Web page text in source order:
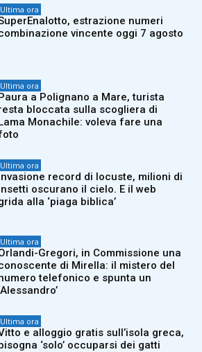
Ultima ora
estrazione numeri
vincente oggi 7 agosto
Ultima ora
a Polignano a Mare, turista
bloccata sulla scogliera di
Monachile: voleva fare una
Ultima ora
record di locuste, milioni di
oscurano il cielo. E il web
alla ‘piaga biblica’
Ultima ora
Gregori, in Commissione una
di Mirella: il mistero del
telefonico e spunta un
Ultima ora
e alloggio gratis sull’isola greca,
‘solo’ occuparsi dei gatti